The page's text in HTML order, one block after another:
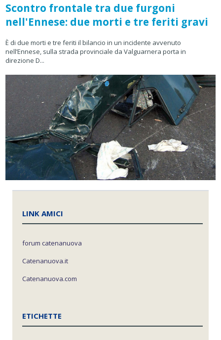
Scontro frontale tra due furgoni
nell'Ennese: due morti e tre feriti gravi
È di due morti e tre feriti il bilancio in un incidente avvenuto
nell’Ennese, sulla strada provinciale da Valguarnera porta in
direzione D...
LINK AMICI
forum catenanuova
Catenanuova.it
Catenanuova.com
ETICHETTE